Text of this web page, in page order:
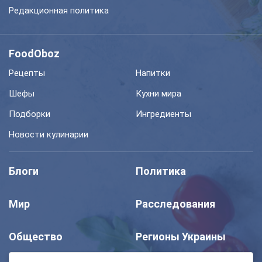
Редакционная политика
FoodOboz
Рецепты
Напитки
Шефы
Кухни мира
Подборки
Ингредиенты
Новости кулинарии
Блоги Политика
Мир Расследования
Общество Регионы Украины